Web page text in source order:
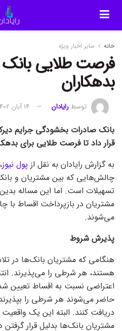
خانه سایر اخبار ویژه
فرصت طلایی بانک
بدهکاران
توسطرایادان 14 آبان 1402
بانک صادرات بخشودگی جرایم
قرار داد تا فرصت طلایی برای
به گزارش رایادان به نقل از پول نیوز
چالش‌هایی که بین مشتریان و
تسهیلات است. اما این مساله
مشتریان در بازپرداخت اقساط با
می‌شوند.
پذیرش شروط
هنگامی که مشتریان بانک‌ها در
هستند، هر شرطی را می‌پذیرند.
اعتراضی نسبت به اقساط تعیین
حاضر می‌شوند هر شرطی را
دریافت کنند. البته این یک
مشتریان بانک‌ها بدلیل قرار